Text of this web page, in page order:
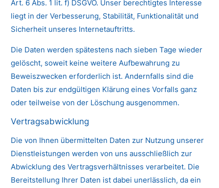
Art. 6 Abs. 1 lit. f) DSGVO. Unser berechtigtes Interesse
liegt in der Verbesserung, Stabilität, Funktionalität und
Sicherheit unseres Internetauftritts.
Die Daten werden spätestens nach sieben Tage wieder
gelöscht, soweit keine weitere Aufbewahrung zu
Beweiszwecken erforderlich ist. Andernfalls sind die
Daten bis zur endgültigen Klärung eines Vorfalls ganz
oder teilweise von der Löschung ausgenommen.
Vertragsabwicklung
Die von Ihnen übermittelten Daten zur Nutzung unserer
Dienstleistungen werden von uns ausschließlich zur
Abwicklung des Vertragsverhältnisses verarbeitet. Die
Bereitstellung Ihrer Daten ist dabei unerlässlich, da ein